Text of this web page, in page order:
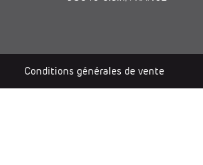
Conditions générales de vente